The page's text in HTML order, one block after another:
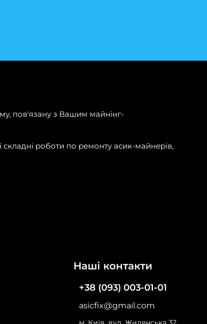
пов'язану з Вашим майнінг-
складні роботи по ремонту асик-майнерів,
Наші контакти
+38 (093) 003-01-01
asicfix@gmail.com